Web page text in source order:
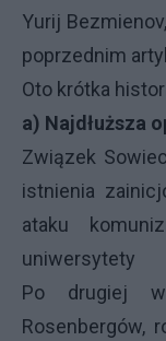
Yurij
poprzednim
Oto krótka
a) Najdłuższa
Związek
istnienia
ataku
uniwersytety
Po drugiej
Rosenbergów,